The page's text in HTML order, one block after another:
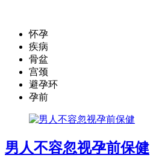
怀孕
疾病
骨盆
宫颈
避孕环
孕前
男人不容忽视孕前保健